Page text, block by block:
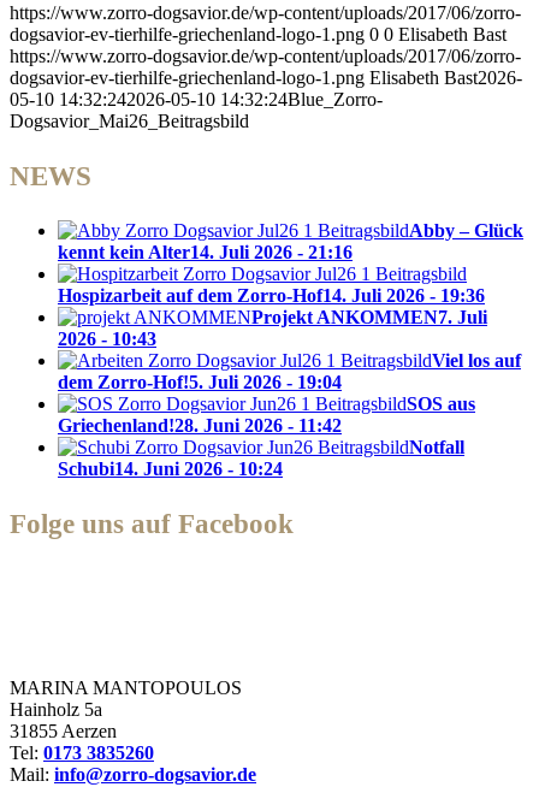
https://www.zorro-dogsavior.de/wp-content/uploads/2017/06/zorro-
dogsavior-ev-tierhilfe-griechenland-logo-1.png 0 0 Elisabeth Bast
https://www.zorro-dogsavior.de/wp-content/uploads/2017/06/zorro-
dogsavior-ev-tierhilfe-griechenland-logo-1.png Elisabeth Bast2026-
05-10 14:32:242026-05-10 14:32:24Blue_Zorro-
Dogsavior_Mai26_Beitragsbild
NEWS
Abby – Glück
kennt kein Alter14. Juli 2026 - 21:16
Hospizarbeit auf dem Zorro-Hof14. Juli 2026 - 19:36
Projekt ANKOMMEN7. Juli
2026 - 10:43
Viel los auf
dem Zorro-Hof!5. Juli 2026 - 19:04
SOS aus
Griechenland!28. Juni 2026 - 11:42
Notfall
Schubi14. Juni 2026 - 10:24
Folge uns auf Facebook
MARINA MANTOPOULOS
Hainholz 5a
31855 Aerzen
Tel: 0173 3835260
Mail: info@zorro-dogsavior.de